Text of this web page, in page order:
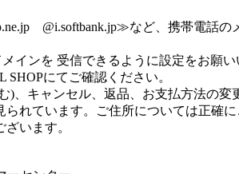
@i.softbank.jp≫など、携帯電話の
インを 受信できるように設定をお願い
にてご確認ください。
、キャンセル、返品、お支払方法の変
れています。ご住所については正確
います。